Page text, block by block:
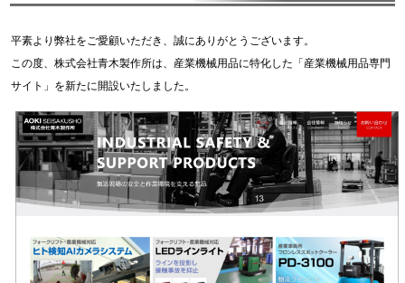
平素より弊社をご愛顧いただき、誠にありがとうございます。
この度、株式会社青木製作所は、産業機械用品に特化した「産業機械用品専門
サイト」を新たに開設いたしました。